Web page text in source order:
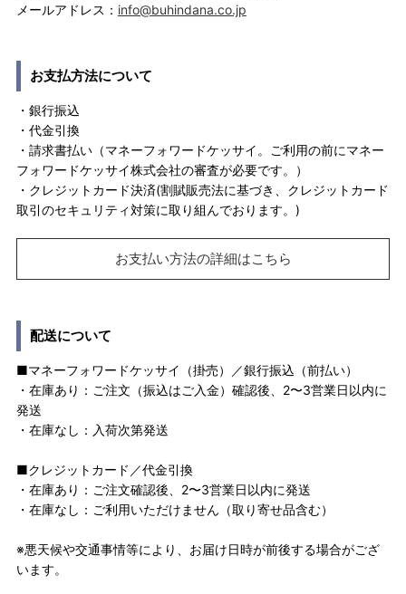
メールアドレス： info@buhindana.co.jp
お支払方法について
・銀行振込
・代金引換
・請求書払い（マネーフォワードケッサイ。ご利用の前にマネー
フォワードケッサイ株式会社の審査が必要です。）
・クレジットカード決済(割賦販売法に基づき、クレジットカード
取引のセキュリティ対策に取り組んでおります。)
お支払い方法の詳細はこちら
配送について
■マネーフォワードケッサイ（掛売）／銀行振込（前払い）
・在庫あり：ご注文（振込はご入金）確認後、2〜3営業日以内に
発送
・在庫なし：入荷次第発送
■クレジットカード／代金引換
・在庫あり：ご注文確認後、2〜3営業日以内に発送
・在庫なし：ご利用いただけません（取り寄せ品含む）
※悪天候や交通事情等により、お届け日時が前後する場合がござ
います。